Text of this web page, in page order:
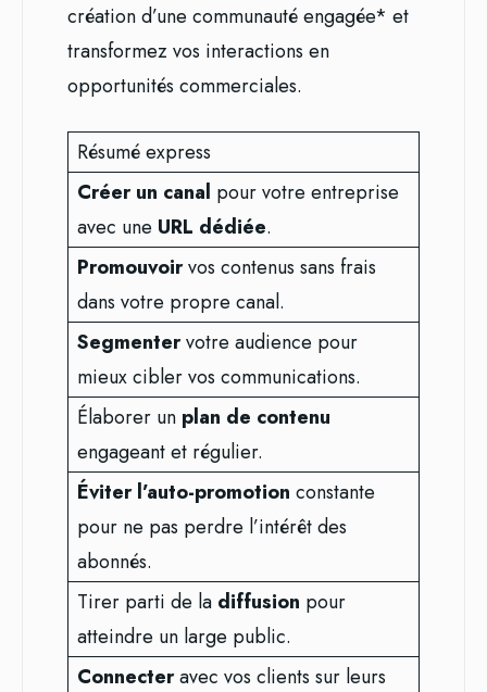
création d’une communauté engagée* et
transformez vos interactions en
opportunités commerciales.
Résumé express
Créer un canal pour votre entreprise
avec une URL dédiée.
Promouvoirvos contenus sans frais
dans votre propre canal.
Segmentervotre audience pour
mieux cibler vos communications.
Élaborer un plan de contenu
engageant et régulier.
Éviter l’auto-promotion constante
pour ne pas perdre l’intérêt des
abonnés.
Tirer parti de la diffusion pour
atteindre un large public.
Connecteravec vos clients sur leurs